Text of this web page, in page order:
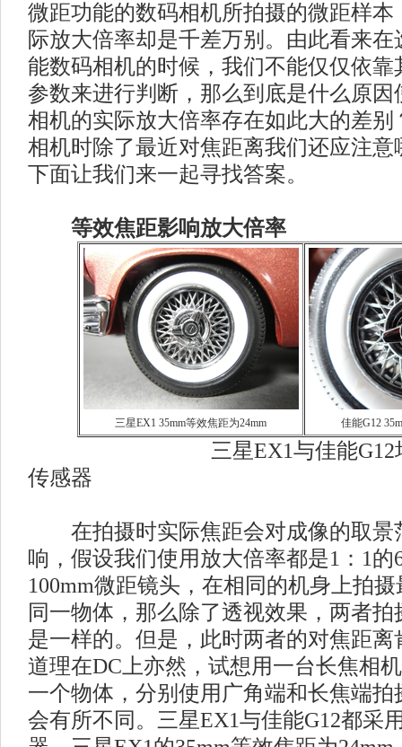
微距功能的数码相机所拍摄的微距样本
际放大倍率却是千差万别。由此看来
能数码相机的时候，我们不能仅仅依靠
参数来进行判断，那么到底是什么原
相机的实际放大倍率存在如此大的差别
相机时除了最近对焦距离我们还应注意
下面让我们来一起寻找答案。
等效焦距影响放大倍率
三星EX1 35mm等效焦距为24mm 佳能G12
三星EX1与佳能G12均采
传感器
在拍摄时实际焦距会对成像的取景
响，假设我们使用放大倍率都是1：1的
100mm微距镜头，在相同的机身上拍
同一物体，那么除了透视效果，两者
是一样的。但是，此时两者的对焦距离
道理在DC上亦然，试想用一台长焦相
一个物体，分别使用广角端和长焦端拍
会有所不同。三星EX1与佳能G12都采